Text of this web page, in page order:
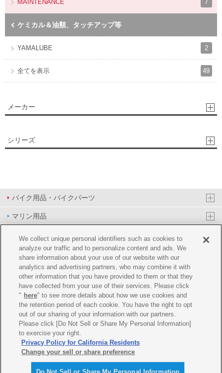
MAINTENANCE 7
ケミカル＆油類、タッチアップ等
YAMALUBE 2
全てを表示 49
メーカー
シリーズ
バイク用品・バイクパーツ
マリン用品
PAS/YPJ用品
その他用品
イベント&エンターテイメント
オンラインショップ
企業情報
ご利用規約 推薦環境 プライバシーポリシー Cookie ポリシー
We collect unique personal identifiers such as cookies to
analyze our traffic and to personalize content and ads. We
share information about your use of our website with our
analytics and advertising partners, who may combine it with
other information that you have provided to them or that they
have collected from your use of their services. Please click
" here" to see more details about how we use cookies and
the retention period of each cookie. You have the right to opt
out of our sharing of your information with our partners.
Please click [Do Not Sell or Share My Personal Information]
to exercise your right.
Privacy Policy for California Residents
Change your sell or share preference